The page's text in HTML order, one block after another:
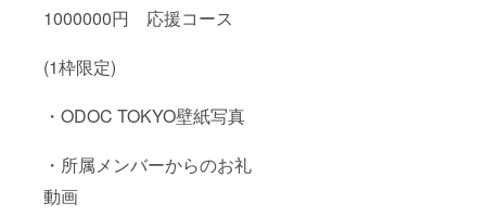
1000000円 応援コース
(1枠限定)
・ODOC TOKYO壁紙写真
・所属メンバーからのお礼
動画